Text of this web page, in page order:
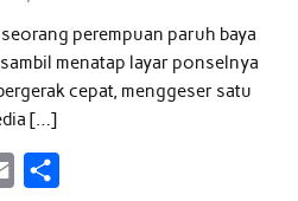
perempuan paruh baya
menatap layar ponselnya
cepat, menggeser satu
[…]